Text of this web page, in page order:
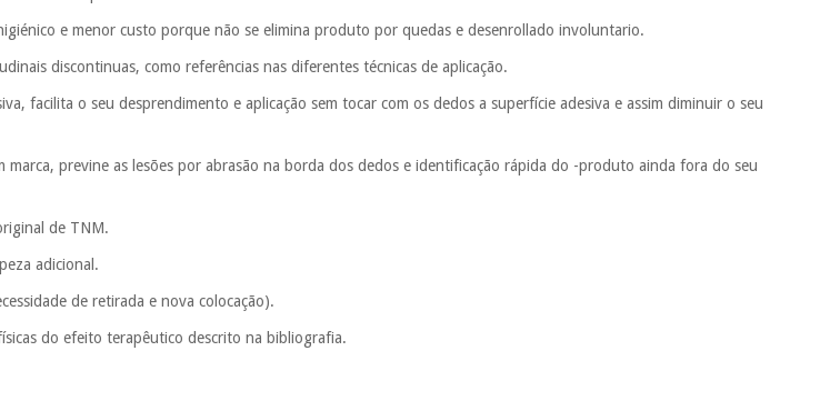
e menor custo porque não se elimina produto por quedas e desenrollado involuntario.
discontinuas, como referências nas diferentes técnicas de aplicação.
facilita o seu desprendimento e aplicação sem tocar com os dedos a superfície adesiva e assim diminuir o seu
previne as lesões por abrasão na borda dos dedos e identificação rápida do -produto ainda fora do seu
de TNM.
adicional.
de retirada e nova colocação).
do efeito terapêutico descrito na bibliografia.